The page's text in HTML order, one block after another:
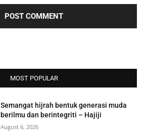
MOST POPULAR
Semangat hijrah bentuk generasi muda
berilmu dan berintegriti – Hajiji
August 6, 2026